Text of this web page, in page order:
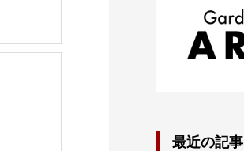
最近の記事